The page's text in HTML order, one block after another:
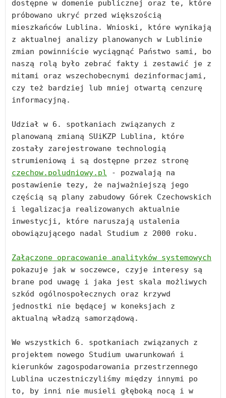
dostępne w domenie publicznej oraz te, które
próbowano ukryć przed większością
mieszkańców Lublina. Wnioski, które wynikają
z aktualnej analizy planowanych w Lublinie
zmian powinniście wyciągnąć Państwo sami, bo
naszą rolą było zebrać fakty i zestawić je z
mitami oraz wszechobecnymi dezinformacjami,
czy też bardziej lub mniej otwartą cenzurę
informacyjną.
Udział w 6. spotkaniach związanych z
planowaną zmianą SUiKZP Lublina, które
zostały zarejestrowane technologią
czechow.poludniowy.pl - pozwalają na
postawienie tezy, że najważniejszą jego
częścią są plany zabudowy Górek Czechowskich
i legalizacja realizowanych aktualnie
inwestycji, które naruszają ustalenia
obowiązującego nadal Studium z 2000 roku.
Załączone opracowanie analityków systemowych
pokazuje jak w soczewce, czyje interesy są
brane pod uwagę i jaka jest skala możliwych
szkód ogólnospołecznych oraz krzywd
jednostki nie będącej w koneksjach z
aktualną władzą samorządową.
We wszystkich 6. spotkaniach związanych z
projektem nowego Studium uwarunkowań i
kierunków zagospodarowania przestrzennego
Lublina uczestniczyliśmy między innymi po
to, by inni nie musieli głęboką nocą i w